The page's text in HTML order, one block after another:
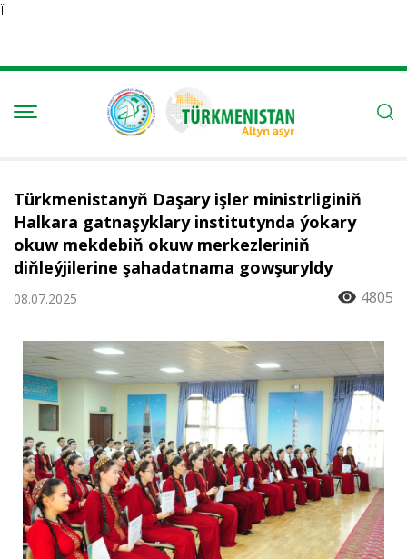
Ï
Türkmenistanyň Daşary işler ministrliginiň
Halkara gatnaşyklary institutynda ýokary
okuw mekdebiň okuw merkezleriniň
diňleýjilerine şahadatnama gowşuryldy
08.07.2025 4805